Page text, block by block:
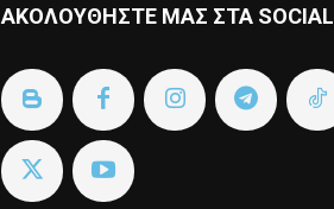
ΑΚΟΛΟΥΘΗΣΤΕ ΜΑΣ ΣΤΑ SOCIAL